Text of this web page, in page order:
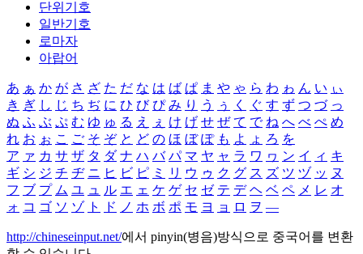
단위기호
일반기호
로마자
아랍어
あ ぁ か が さ ざ た だ な は ば ぱ ま や ゃ ら わ ゎ ん い ぃ
き ぎ し じ ち ぢ に ひ び ぴ み り う ぅ く ぐ す ず つ づ っ
ぬ ふ ぶ ぷ む ゆ ゅ る え ぇ け げ せ ぜ て で ね へ べ ぺ め
れ お ぉ こ ご そ ぞ と ど の ほ ぼ ぽ も よ ょ ろ を
ア ァ カ サ ザ タ ダ ナ ハ バ パ マ ヤ ャ ラ ワ ヮ ン イ ィ キ
ギ シ ジ チ ヂ ニ ヒ ビ ピ ミ リ ウ ゥ ク グ ス ズ ツ ヅ ッ ヌ
フ ブ プ ム ユ ュ ル エ ェ ケ ゲ セ ゼ テ デ ヘ ベ ペ メ レ オ
ォ コ ゴ ソ ゾ ト ド ノ ホ ボ ポ モ ヨ ョ ロ ヲ ―
http://chineseinput.net/에서 pinyin(병음)방식으로 중국어를 변환